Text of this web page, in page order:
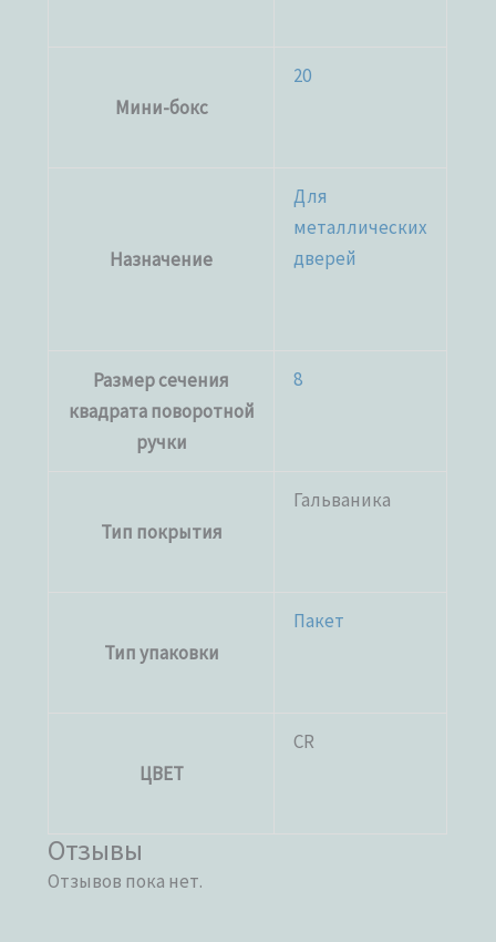
Мини-бокс
20
Назначение
Для
металлических
дверей
Размер сечения
квадрата поворотной
ручки
8
Тип покрытия
Гальваника
Тип упаковки
Пакет
ЦВЕТ
CR
Отзывы
Отзывов пока нет.